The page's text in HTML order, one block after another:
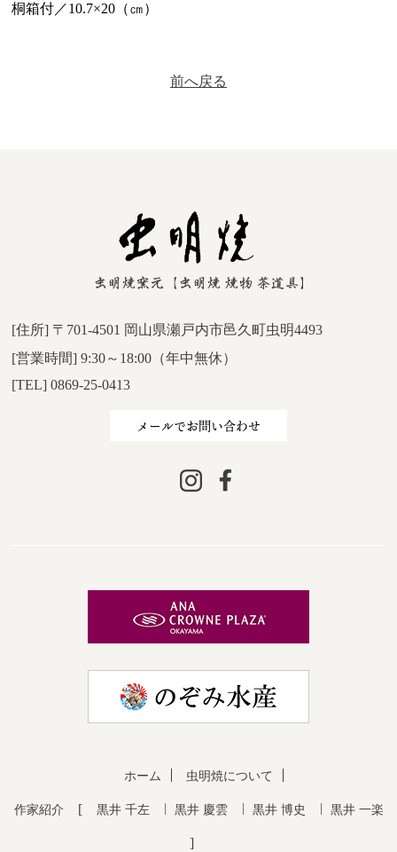
桐箱付／10.7×20（㎝）
前へ戻る
[住所] 〒701-4501 岡山県瀬戸内市邑久町虫明4493
[営業時間] 9:30～18:00（年中無休）
[TEL] 0869-25-0413
メールでお問い合わせ
ホーム 虫明焼について
作家紹介 黒井 千左 黒井 慶雲 黒井 博史 黒井 一楽